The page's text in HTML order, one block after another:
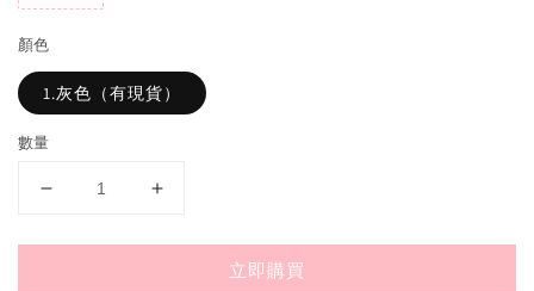
顏色
1.灰色（有現貨）
數量
立即購買